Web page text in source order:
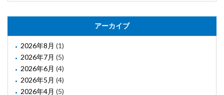
アーカイブ
2026年8月 (1)
2026年7月 (5)
2026年6月 (4)
2026年5月 (4)
2026年4月 (5)